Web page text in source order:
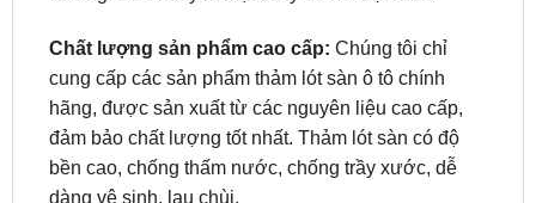
hãng, được sản xuất từ các nguyên liệu cao cấp,
đảm bảo chất lượng tốt nhất. Thảm lót sàn có độ
bền cao, chống thấm nước, chống trầy xước, dễ
dàng vệ sinh, lau chùi.
Mẫu mã đa dạng, phù hợp với mọi loại xe: